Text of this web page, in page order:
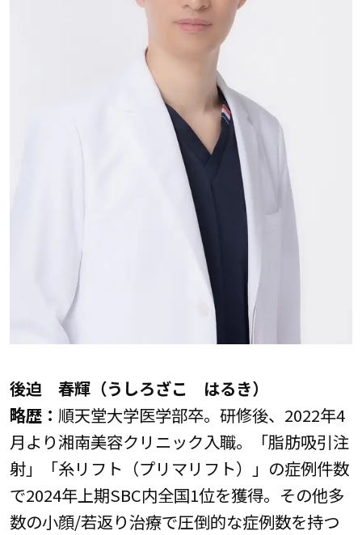
後迫 春輝（うしろざこ はるき）
略歴： 順天堂大学医学部卒。研修後、2022年4
月より湘南美容クリニック入職。「脂肪吸引注
射」「糸リフト（プリマリフト）」の症例件数
で2024年上期SBC内全国1位を獲得。その他多
数の小顔/若返り治療で圧倒的な症例数を持つ